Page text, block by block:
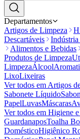
Departamentos
Artigos de Limpeza
Descartáveis
Alimentos e Bebidas
Produtos de Limpeza
LimpezaÁlcool
LixoLixeiras
Ver todos em Artigos
Sabonete Líquido
PapelLuvasMáscaras
Ver todos em Higiene
GuardanaposToalha
DomésticoHigiênico